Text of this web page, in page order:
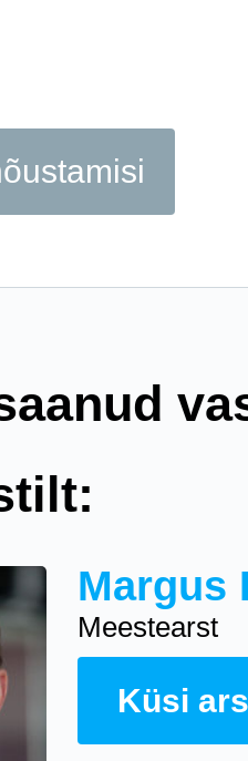
Margus
Meestearst
Küsi